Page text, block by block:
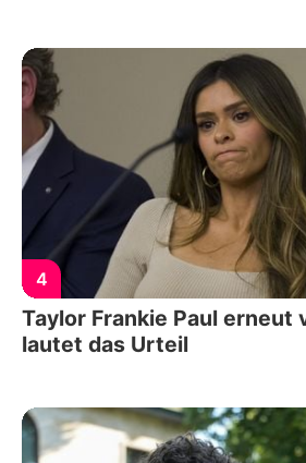
4
Taylor Frankie Paul erneut
lautet das Urteil